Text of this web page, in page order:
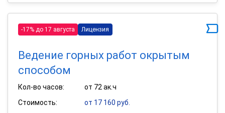
-17% до 17 августа Лицензия
Ведение горных работ окрытым
способом
Кол-во часов:
от 72 ак.ч
Стоимость:
от 17 160 руб.